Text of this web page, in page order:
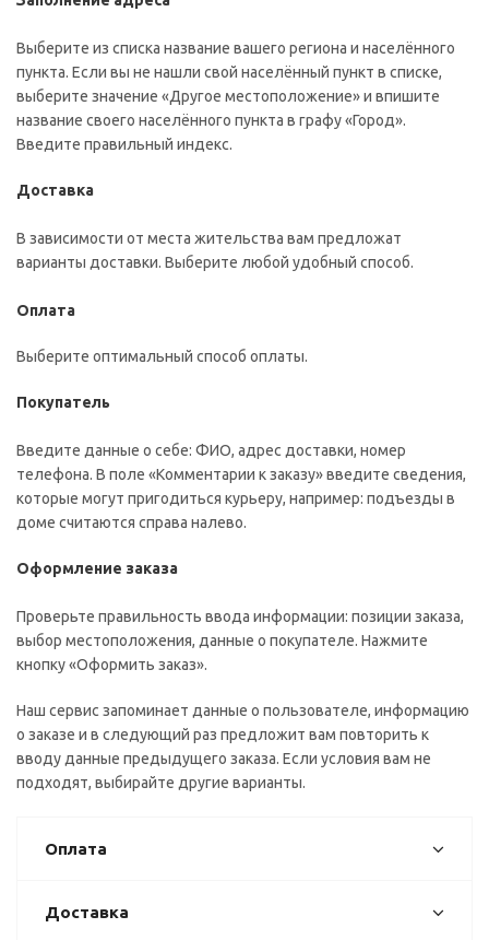
Выберите из списка название вашего региона и населённого
пункта. Если вы не нашли свой населённый пункт в списке,
выберите значение «Другое местоположение» и впишите
название своего населённого пункта в графу «Город».
Введите правильный индекс.
Доставка
В зависимости от места жительства вам предложат
варианты доставки. Выберите любой удобный способ.
Оплата
Выберите оптимальный способ оплаты.
Покупатель
Введите данные о себе: ФИО, адрес доставки, номер
телефона. В поле «Комментарии к заказу» введите сведения,
которые могут пригодиться курьеру, например: подъезды в
доме считаются справа налево.
Оформление заказа
Проверьте правильность ввода информации: позиции заказа,
выбор местоположения, данные о покупателе. Нажмите
кнопку «Оформить заказ».
Наш сервис запоминает данные о пользователе, информацию
о заказе и в следующий раз предложит вам повторить к
вводу данные предыдущего заказа. Если условия вам не
подходят, выбирайте другие варианты.
Оплата
Доставка